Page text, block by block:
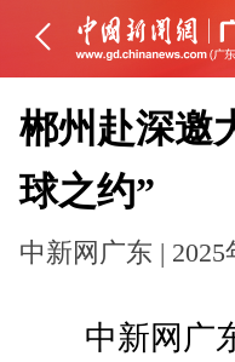
郴州赴深邀
球之约”
中新网广东 | 2025
中新网广东